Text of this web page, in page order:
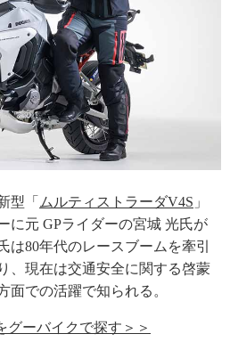
型「 ムルティストラーダV4S 」
に元 GPライダーの宮城 光氏が
は80年代のレースブームを牽引
、現在は交通安全に関する啓蒙
面での活躍で知られる。
グーバイクで探す＞＞